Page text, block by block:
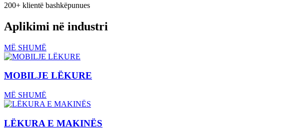
200+ klientë bashkëpunues
Aplikimi në industri
MË SHUMË
MOBILJE LËKURE
MË SHUMË
LËKURA E MAKINËS